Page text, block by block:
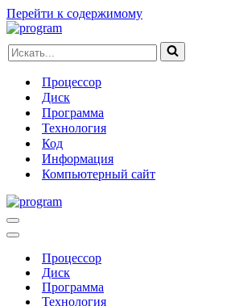
Перейти к содержимому
Искать...
Процессор
Диск
Программа
Технология
Код
Информация
Компьютерный сайт
Меню
навигации
Меню
навигацииПроцессор
Диск
Программа
Технология